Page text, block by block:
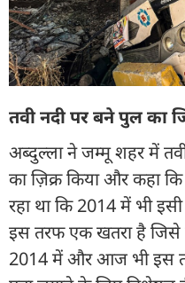
तवी नदी पर बने पुल का
अब्दुल्ला ने जम्मू शहर में
का ज़िक्र किया और कहा
रहा था कि 2014 में भी
इस तरफ एक खतरा है
2014 में और आज भी इस